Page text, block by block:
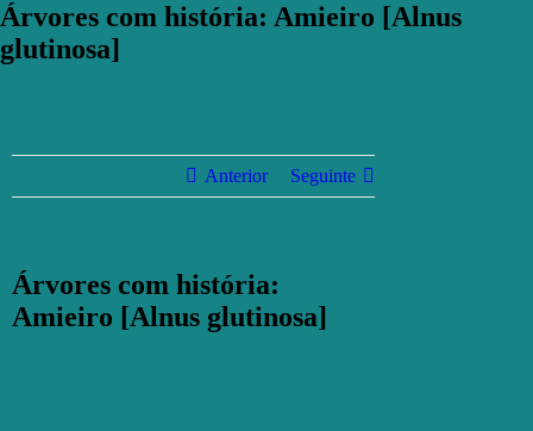
Árvores com história: Amieiro [Alnus
glutinosa]
Anterior Seguinte
Árvores com história:
Amieiro [Alnus glutinosa]